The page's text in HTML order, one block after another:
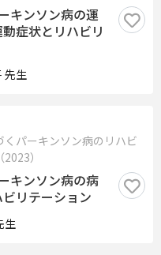
キンソン病の運
症状とリハビリ
先生
くパーキンソン病のリハビ
）
キンソン病の病
リテーション
生